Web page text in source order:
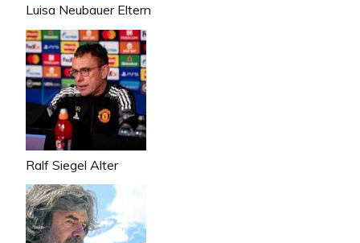
Luisa Neubauer Eltern
Ralf Siegel Alter